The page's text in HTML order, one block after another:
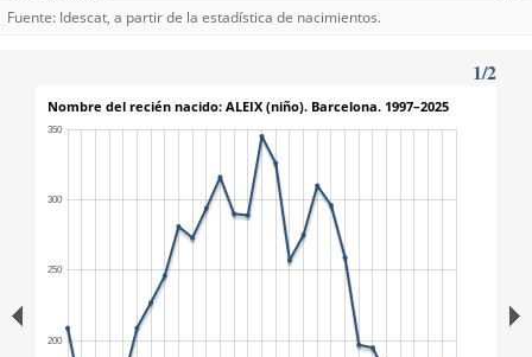
Fuente: Idescat, a partir de la estadística de nacimientos.